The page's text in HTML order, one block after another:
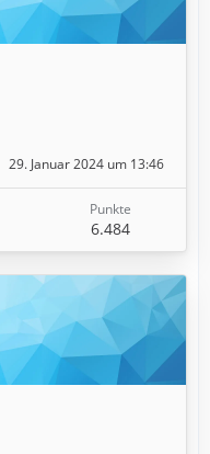
29. Januar 2024 um 13:46
Punkte
6.484